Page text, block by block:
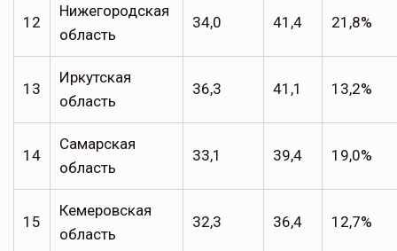
12
Нижегородская
область
34,0 41,4 21,8%
13
Иркутская
область
36,3 41,1 13,2%
14
Самарская
область
33,1 39,4 19,0%
15
Кемеровская
область
32,3 36,4 12,7%